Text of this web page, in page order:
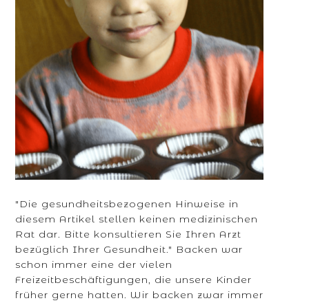
"Die gesundheitsbezogenen Hinweise in
diesem Artikel stellen keinen medizinischen
Rat dar. Bitte konsultieren Sie Ihren Arzt
bezüglich Ihrer Gesundheit." Backen war
schon immer eine der vielen
Freizeitbeschäftigungen, die unsere Kinder
früher gerne hatten. Wir backen zwar immer